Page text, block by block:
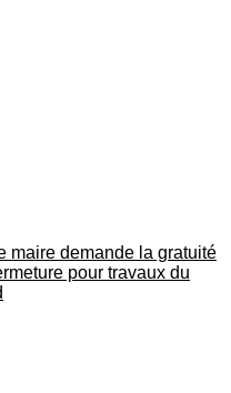
maire demande la gratuité
pour travaux du